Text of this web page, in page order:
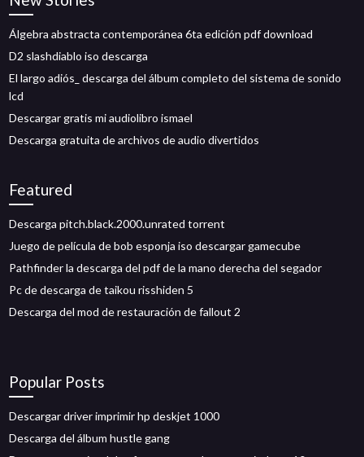
Álgebra abstracta contemporánea 6ta edición pdf download
D2 slashdiablo iso descarga
El largo adiós_ descarga del álbum completo del sistema de sonido
lcd
Descargar gratis mi audiolibro ismael
Descarga gratuita de archivos de audio divertidos
Featured
Descarga pitch.black.2000.unrated torrent
Juego de película de bob esponja iso descargar gamecube
Pathfinder la descarga del pdf de la mano derecha del segador
Pc de descarga de taikou risshiden 5
Descarga del mod de restauración de fallout 2
Popular Posts
Descargar driver imprimir hp deskjet 1000
Descarga del álbum hustle gang